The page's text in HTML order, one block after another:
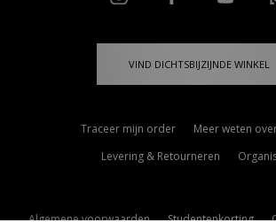
VIND DICHTSBIJZIJNDE WINKEL
Traceer mijn order
Meer weten
Levering & Retourneren
Algemene voorwaarden Studentenkorting